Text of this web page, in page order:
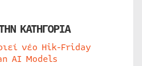
ΚΑΤΗΓΟΡΙΑ
νέο Hik-Friday
AI Models